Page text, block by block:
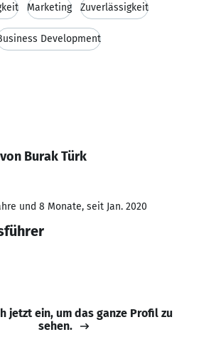
Marketing Zuverlässigkeit
Development
Burak Türk
und 8 Monate, seit Jan. 2020
jetzt ein, um das ganze Profil zu
sehen.